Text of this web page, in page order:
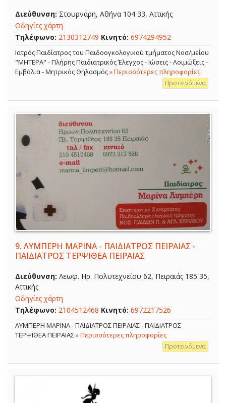
Διεύθυνση: Στουρνάρη, Αθήνα 104 33, Αττικής
Οδηγίες χάρτη
Τηλέφωνο: 2130312749 Κινητό: 6974294952
Ιατρός Παιδίατρος του Παιδοογκολογικού τμήματος Νοσ/μείου
"ΜΗΤΕΡΑ" - Πλήρης Παιδιατρικός Έλεγχος - Ιώσεις - Λοιμώξεις -
Εμβόλια - Μητρικός Θηλασμός» Περισσότερες πληροφορίες
Προτεινόμενα
9. ΛΥΜΠΕΡΗ ΜΑΡΙΝΑ - ΠΑΙΔΙΑΤΡΟΣ ΠΕΙΡΑΙΑΣ -
ΠΑΙΔΙΑΤΡΟΣ ΤΕΡΨΙΘΕΑ ΠΕΙΡΑΙΑΣ
Διεύθυνση: Λεωφ. Ηρ. Πολυτεχνείου 62, Πειραιάς 185 35,
Αττικής
Οδηγίες χάρτη
Τηλέφωνο: 2104512468 Κινητό: 6972217526
ΛΥΜΠΕΡΗ ΜΑΡΙΝΑ - ΠΑΙΔΙΑΤΡΟΣ ΠΕΙΡΑΙΑΣ - ΠΑΙΔΙΑΤΡΟΣ
ΤΕΡΨΙΘΕΑ ΠΕΙΡΑΙΑΣ» Περισσότερες πληροφορίες
Προτεινόμενα